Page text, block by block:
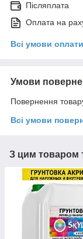
Післяплата
Оплата на
Всі умови оплати
Умови
Повернення
Всі умови
З цим товаром